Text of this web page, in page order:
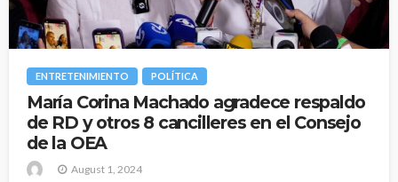
ENTRETENIMIENTO POLÍTICA
María Corina Machado agradece respaldo
de RD y otros 8 cancilleres en el Consejo
de la OEA
August 1, 2024